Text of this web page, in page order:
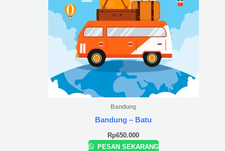
Bandung
Bandung – Batu
Rp650.000
PESAN SEKARANG